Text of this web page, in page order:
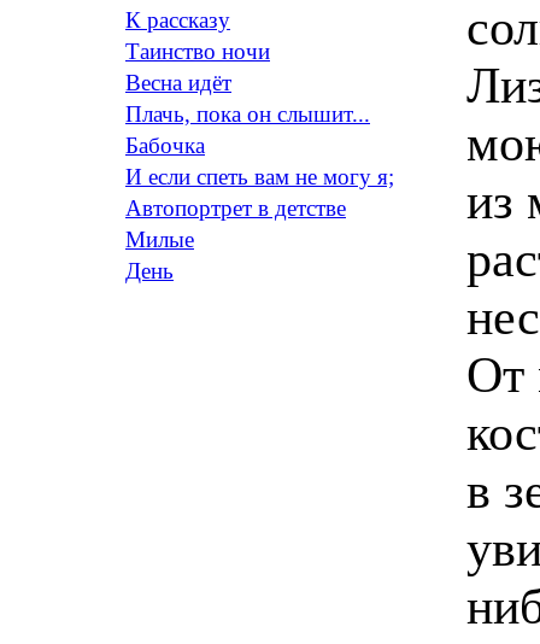
К рассказу
Таинство ночи
Весна идёт
Плачь, пока он слышит...
Бабочка
И если спеть вам не могу я;
Автопортрет в детстве
Милые
День
из
От
в